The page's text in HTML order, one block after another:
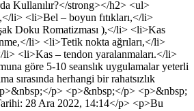
Kullanılır?</strong></h2> <ul>
li> <li>Bel – boyun fıtıkları,</li>
Doku Romatizması ),</li> <li>Kas
li> <li>Tetik nokta ağrıları,</li>
<li>Kas – tendon yaralanmaları.</li>
göre 5-10 seanslık uygulamalar yeterli
sırasında herhangi bir rahatsızlık
p> <p>&nbsp;</p> <p>&nbsp;
28 Ara 2022, 14:14</p> <p>Bu